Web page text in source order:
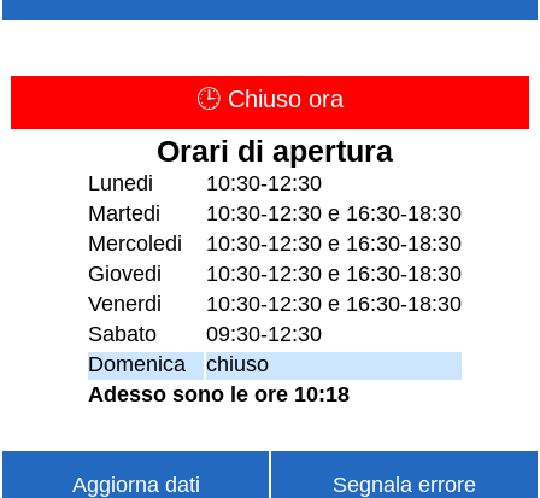
🕒 Chiuso ora
Orari di apertura
Lunedi
10:30-12:30
Martedi
10:30-12:30 e 16:30-18:30
Mercoledi
10:30-12:30 e 16:30-18:30
Giovedi
10:30-12:30 e 16:30-18:30
Venerdi
10:30-12:30 e 16:30-18:30
Sabato
09:30-12:30
Domenica
chiuso
Adesso sono le ore 10:18
Aggiorna dati Segnala errore